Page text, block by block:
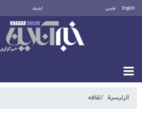
English فارسی أرشيف
الرئيسية ثقافه